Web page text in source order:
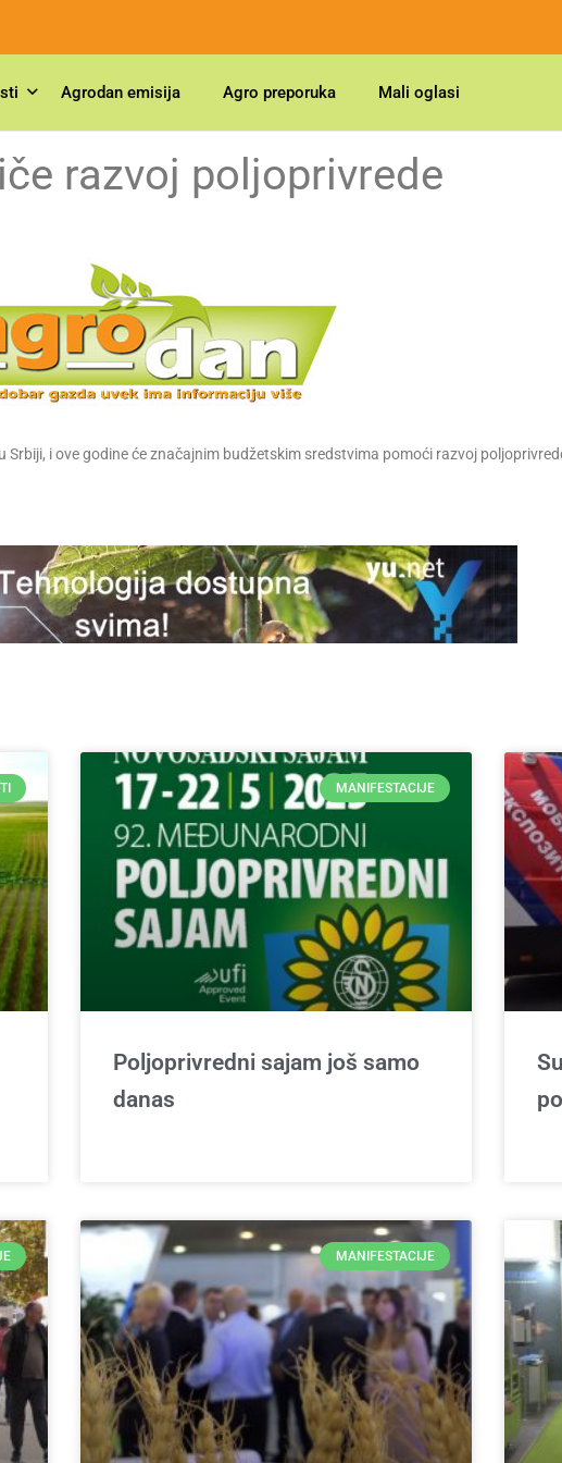
Agrodan emisija Agro preporuka Mali oglasi
razvoj poljoprivrede
i ove godine će značajnim budžetskim sredstvima pomoći razvoj
MANIFESTACIJE
Poljoprivredni sajam još samo
danas
MANIFESTACIJE